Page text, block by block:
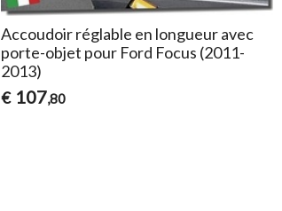
Accoudoir réglable en longueur avec
porte-objet pour Ford Focus (2011-
2013)
€ 107,80